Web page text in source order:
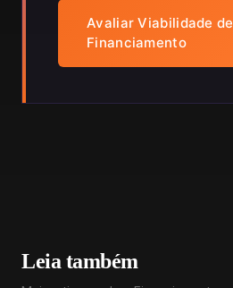
Avaliar Viabilidade de
Financiamento
Leia também